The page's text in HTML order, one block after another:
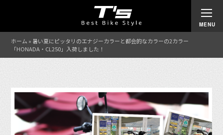
ホーム » 暑い夏にピッタリのエナジーカラーと都会的なカラーの2カラー
「HONADA・CL250」入荷しました！